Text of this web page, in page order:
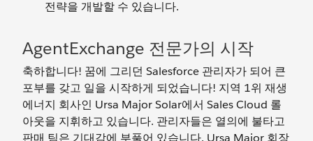
전략을 개발할 수 있습니다.
AgentExchange 전문가의 시작
축하합니다! 꿈에 그리던 Salesforce 관리자가 되어 큰
포부를 갖고 일을 시작하게 되었습니다! 지역 1위 재생
에너지 회사인 Ursa Major Solar에서 Sales Cloud 롤
아웃을 지휘하고 있습니다. 관리자들은 열의에 불타고
판매 팀은 기대감에 부풀어 있습니다. Ursa Major 회장